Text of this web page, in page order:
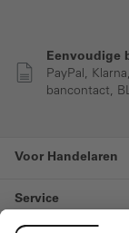
Eenvoudige
PayPal,
bancontact,
Voor Handelaren
Service